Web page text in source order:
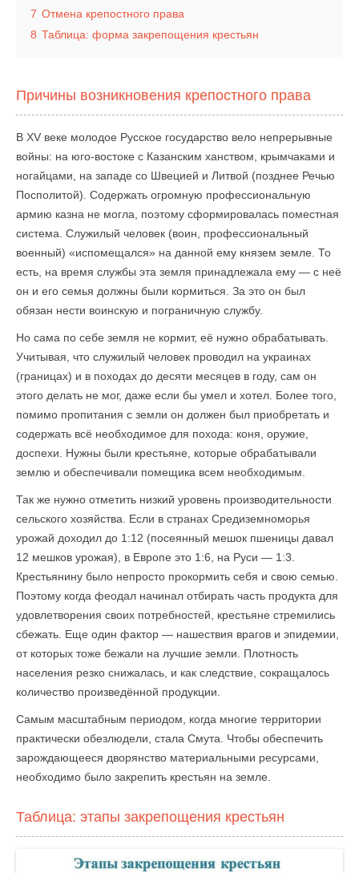
7 Отмена крепостного права
8 Таблица: форма закрепощения крестьян
Причины возникновения крепостного права
В XV веке молодое Русское государство вело непрерывные
войны: на юго-востоке с Казанским ханством, крымчаками и
ногайцами, на западе со Швецией и Литвой (позднее Речью
Посполитой). Содержать огромную профессиональную
армию казна не могла, поэтому сформировалась поместная
система. Служилый человек (воин, профессиональный
военный) «испомещался» на данной ему князем земле. То
есть, на время службы эта земля принадлежала ему — с неё
он и его семья должны были кормиться. За это он был
обязан нести воинскую и пограничную службу.
Но сама по себе земля не кормит, её нужно обрабатывать.
Учитывая, что служилый человек проводил на украинах
(границах) и в походах до десяти месяцев в году, сам он
этого делать не мог, даже если бы умел и хотел. Более того,
помимо пропитания с земли он должен был приобретать и
содержать всё необходимое для похода: коня, оружие,
доспехи. Нужны были крестьяне, которые обрабатывали
землю и обеспечивали помещика всем необходимым.
Так же нужно отметить низкий уровень производительности
сельского хозяйства. Если в странах Средиземноморья
урожай доходил до 1:12 (посеянный мешок пшеницы давал
12 мешков урожая), в Европе это 1:6, на Руси — 1:3.
Крестьянину было непросто прокормить себя и свою семью.
Поэтому когда феодал начинал отбирать часть продукта для
удовлетворения своих потребностей, крестьяне стремились
сбежать. Еще один фактор — нашествия врагов и эпидемии,
от которых тоже бежали на лучшие земли. Плотность
населения резко снижалась, и как следствие, сокращалось
количество произведённой продукции.
Самым масштабным периодом, когда многие территории
практически обезлюдели, стала Смута. Чтобы обеспечить
зарождающееся дворянство материальными ресурсами,
необходимо было закрепить крестьян на земле.
Таблица: этапы закрепощения крестьян